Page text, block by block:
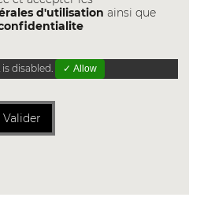
d'utilisation ainsi que
is disabled. ✓ Allow
Valider